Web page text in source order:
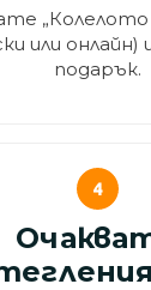
„Колелото
или онлайн)
подарък.
4